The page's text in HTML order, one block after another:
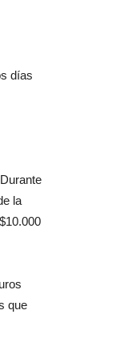
días
la
que